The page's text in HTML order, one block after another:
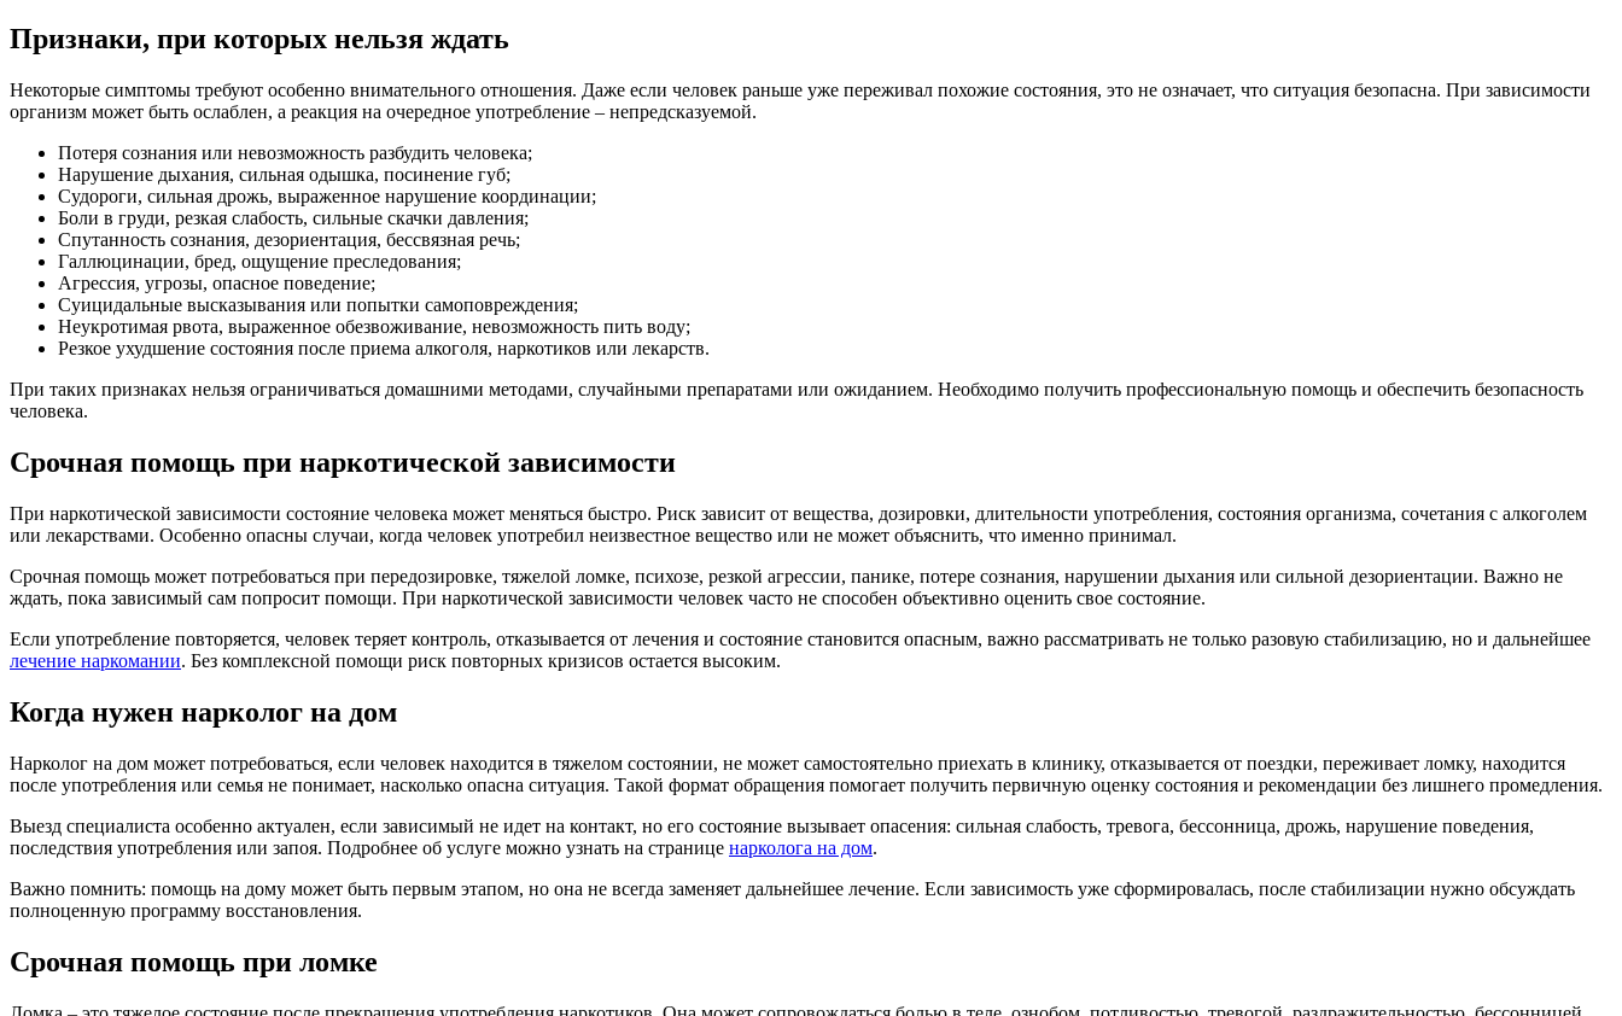
Признаки, при которых нельзя ждать
Некоторые симптомы требуют особенно внимательного отношения. Даже если человек раньше уже переживал похожие состояния, это не означает, что ситуация безопасна. При зависимости
организм может быть ослаблен, а реакция на очередное употребление – непредсказуемой.
Потеря сознания или невозможность разбудить человека;
Нарушение дыхания, сильная одышка, посинение губ;
Судороги, сильная дрожь, выраженное нарушение координации;
Боли в груди, резкая слабость, сильные скачки давления;
Спутанность сознания, дезориентация, бессвязная речь;
Галлюцинации, бред, ощущение преследования;
Агрессия, угрозы, опасное поведение;
Суицидальные высказывания или попытки самоповреждения;
Неукротимая рвота, выраженное обезвоживание, невозможность пить воду;
Резкое ухудшение состояния после приема алкоголя, наркотиков или лекарств.
При таких признаках нельзя ограничиваться домашними методами, случайными препаратами или ожиданием. Необходимо получить профессиональную помощь и обеспечить безопасность
человека.
Срочная помощь при наркотической зависимости
При наркотической зависимости состояние человека может меняться быстро. Риск зависит от вещества, дозировки, длительности употребления, состояния организма, сочетания с алкоголем
или лекарствами. Особенно опасны случаи, когда человек употребил неизвестное вещество или не может объяснить, что именно принимал.
Срочная помощь может потребоваться при передозировке, тяжелой ломке, психозе, резкой агрессии, панике, потере сознания, нарушении дыхания или сильной дезориентации. Важно не
ждать, пока зависимый сам попросит помощи. При наркотической зависимости человек часто не способен объективно оценить свое состояние.
Если употребление повторяется, человек теряет контроль, отказывается от лечения и состояние становится опасным, важно рассматривать не только разовую стабилизацию, но и дальнейшее
лечение наркомании. Без комплексной помощи риск повторных кризисов остается высоким.
Когда нужен нарколог на дом
Нарколог на дом может потребоваться, если человек находится в тяжелом состоянии, не может самостоятельно приехать в клинику, отказывается от поездки, переживает ломку, находится
после употребления или семья не понимает, насколько опасна ситуация. Такой формат обращения помогает получить первичную оценку состояния и рекомендации без лишнего промедления.
Выезд специалиста особенно актуален, если зависимый не идет на контакт, но его состояние вызывает опасения: сильная слабость, тревога, бессонница, дрожь, нарушение поведения,
последствия употребления или запоя. Подробнее об услуге можно узнать на странице нарколога на дом.
Важно помнить: помощь на дому может быть первым этапом, но она не всегда заменяет дальнейшее лечение. Если зависимость уже сформировалась, после стабилизации нужно обсуждать
полноценную программу восстановления.
Срочная помощь при ломке